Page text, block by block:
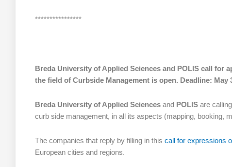
****************
Breda University of Applied Sciences and POLIS call for
the field of Curbside Management is open. Deadline: May
Breda University of Applied Sciences and POLIS are
curb side management, in all its aspects (mapping, booking,
The companies that reply by filling in this call for expressions
European cities and regions.